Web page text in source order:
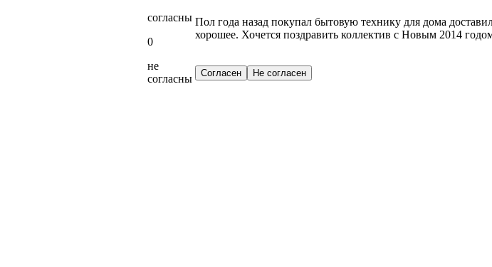
согласны
0
не
согласны
Пол года назад покупал бытовую технику для дома
хорошее. Хочется поздравить коллектив с Новым 2014